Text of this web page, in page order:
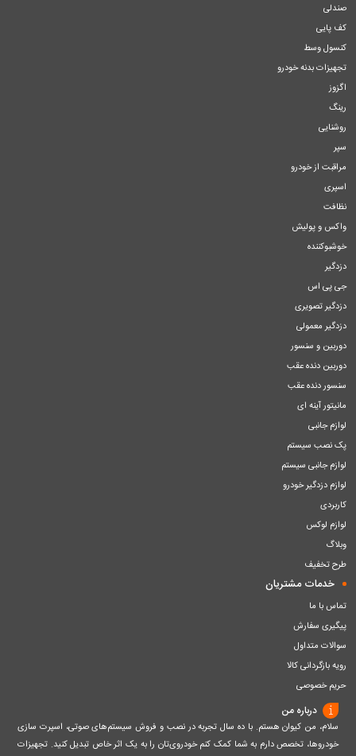
صندلی
کف پایی
کنسول وسط
تجهیزات بدنه خودرو
اگزوز
رینگ
روشنایی
سپر
مراقبت از خودرو
اسپری
نظافت
واکس و پولیش
خوشبوکننده
دزدگیر
جی پی اس
دزدگیر تصویری
دزدگیر معمولی
دوربین و سنسور
دوربین دنده عقب
سنسور دنده عقب
مانیتور آینه ای
لوازم جانبی
پک نصب سیستم
لوازم جانبی سیستم
لوازم دزدگیر خودرو
کاربردی
لوازم لوکس
وبلاگ
طرح تخفیف
خدمات مشتریان
تماس با ما
پیگیری سفارش
سوالات متداول
رویه بازگردانی کالا
حریم خصوصی
درباره من
سلام، من کیوان هستم. با ده سال تجربه در نصب و فروش سیستم‌های صوتی، اسپرت سازی
خودروها، تخصص دارم به شما کمک کنم خودروی‌تان را به یک اثر خاص تبدیل کنید. تجهیزات